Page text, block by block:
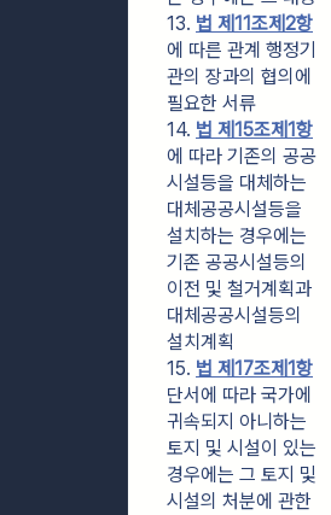
13. 법 제11조제2항
에 따른 관계 행정기
관의 장과의 협의에
필요한 서류
14. 법 제15조제1항
에 따라 기존의 공공
시설등을 대체하는
대체공공시설등을
설치하는 경우에는
기존 공공시설등의
이전 및 철거계획과
대체공공시설등의
설치계획
15. 법 제17조제1항
단서에 따라 국가에
귀속되지 아니하는
토지 및 시설이 있는
경우에는 그 토지 및
시설의 처분에 관한